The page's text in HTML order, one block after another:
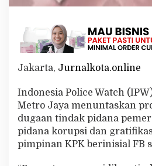
a
k
a
n
a
a
T
i
n
Jakarta, Jurnalkota.online
Indonesia Police Watch
Metro Jaya menuntaskan
dugaan tindak pidana
pidana korupsi dan
pimpinan KPK berinisial FB